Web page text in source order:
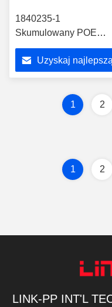
1840235-1
Skumulowany POE
RJ45 Connector 2x6
10/100 POE Circuit W /
Leds 1-1840235-4
Uzyskaj najlepszą
1
2
1 2
LINK-PP INT'L